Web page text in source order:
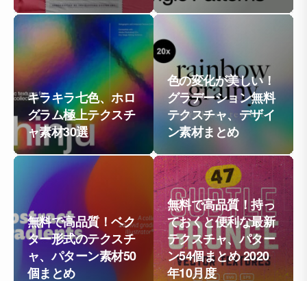
キラキラ七色、ホロ
グラム極上テクスチ
ャ素材30選
色の変化が美しい！
グラデーション無料
テクスチャ、デザイ
ン素材まとめ
無料で高品質！ベク
ター形式のテクスチ
ャ、パターン素材50
個まとめ
無料で高品質！持っ
ておくと便利な最新
テクスチャ、パター
ン54個まとめ 2020
年10月度